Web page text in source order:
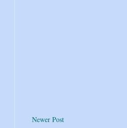
Newer Post